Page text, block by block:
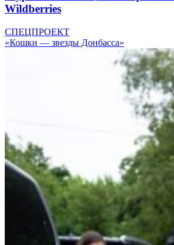
Wildberries
СПЕЦПРОЕКТ
«Кошки — звезды Донбасса»